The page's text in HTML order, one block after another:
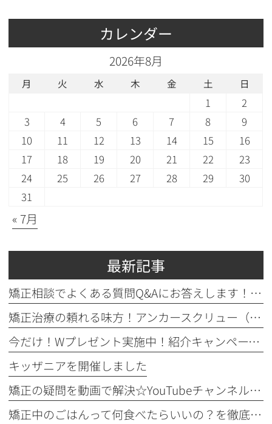
カレンダー
2026年8月
月 火 水 木 金 土 日
1
2
3
4 5 6 7 8
9
10
11 12 13 14 15
16
17
18 19 20 21 22
23
24
25 26 27 28 29
30
31
« 7月
最新記事
矯正相談でよくある質問Q&Aにお答えします！！！
矯正治療の頼れる味方！アンカースクリュー（ISA）ってどんなもの？
今だけ！Wプレゼント実施中！紹介キャンペーン開催♪
キッザニアを開催しました
矯正の疑問を動画で解決☆YouTubeチャンネルのご紹介！
矯正中のごはんって何食べたらいいの？を徹底解説！